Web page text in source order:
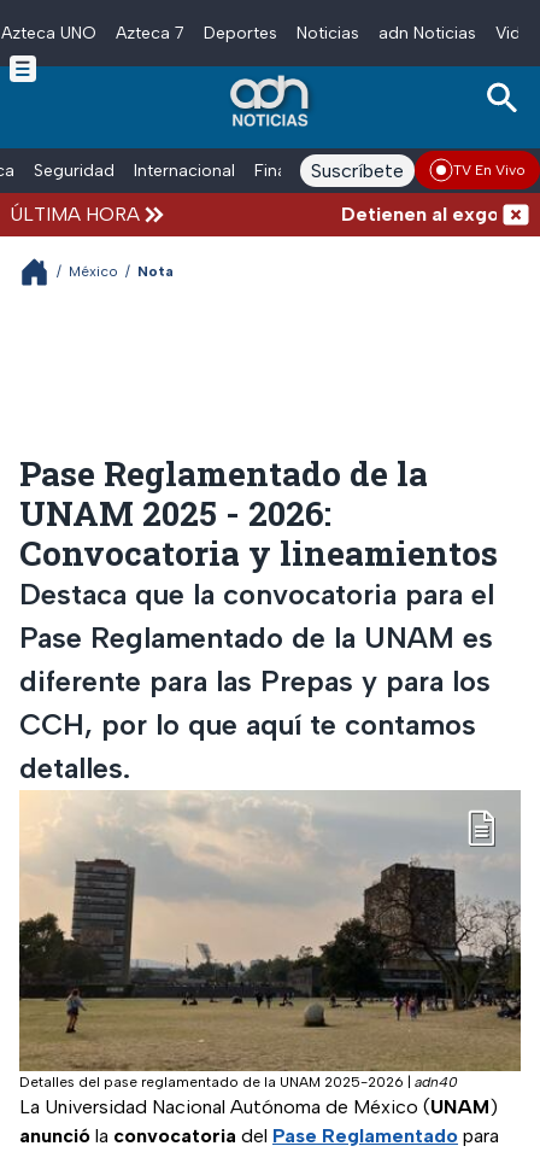
Skip to main content
Azteca UNO Azteca 7 Deportes Noticias adn Noticias
Seguridad Internacional Finanzas adn Noticias Radio
Suscríbete TV En Vivo
ÚLTIMA HORA Detienen al
/ México / Nota
Pase Reglamentado de la
UNAM 2025 - 2026:
Convocatoria y lineamientos
Destaca que la convocatoria para el
Pase Reglamentado de la UNAM es
diferente para las Prepas y para los
CCH, por lo que aquí te contamos
detalles.
Detalles del pase reglamentado de la UNAM 2025-2026 adn40
La Universidad Nacional Autónoma de México (UNAM)
anunció la convocatoria del Pase Reglamentado para